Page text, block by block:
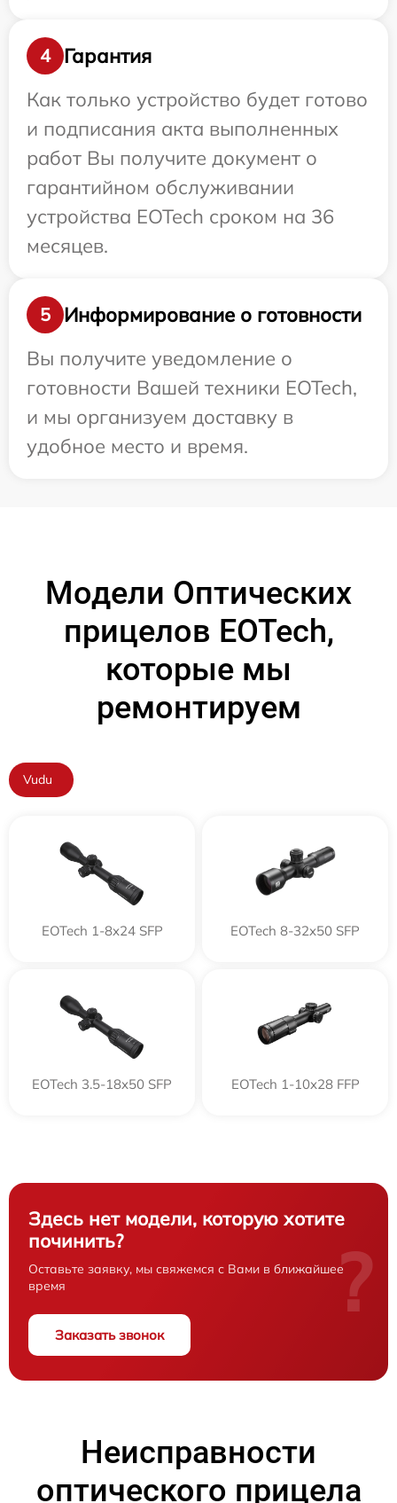
4
Гарантия
Как только устройство будет готово
и подписания акта выполненных
работ Вы получите документ о
гарантийном обслуживании
устройства EOTech сроком на 36
месяцев.
5
Информирование о готовности
Вы получите уведомление о
готовности Вашей техники EOTech,
и мы организуем доставку в
удобное место и время.
Модели Оптических
прицелов EOTech,
которые мы
ремонтируем
Vudu
EOTech 1-8x24 SFP EOTech 8-32x50 SFP
EOTech 3.5-18x50 SFP EOTech 1-10x28 FFP
Здесь нет модели, которую хотите
починить?
Оставьте заявку, мы свяжемся с Вами в ближайшее
время
Заказать звонок
?
Неисправности
оптического прицела